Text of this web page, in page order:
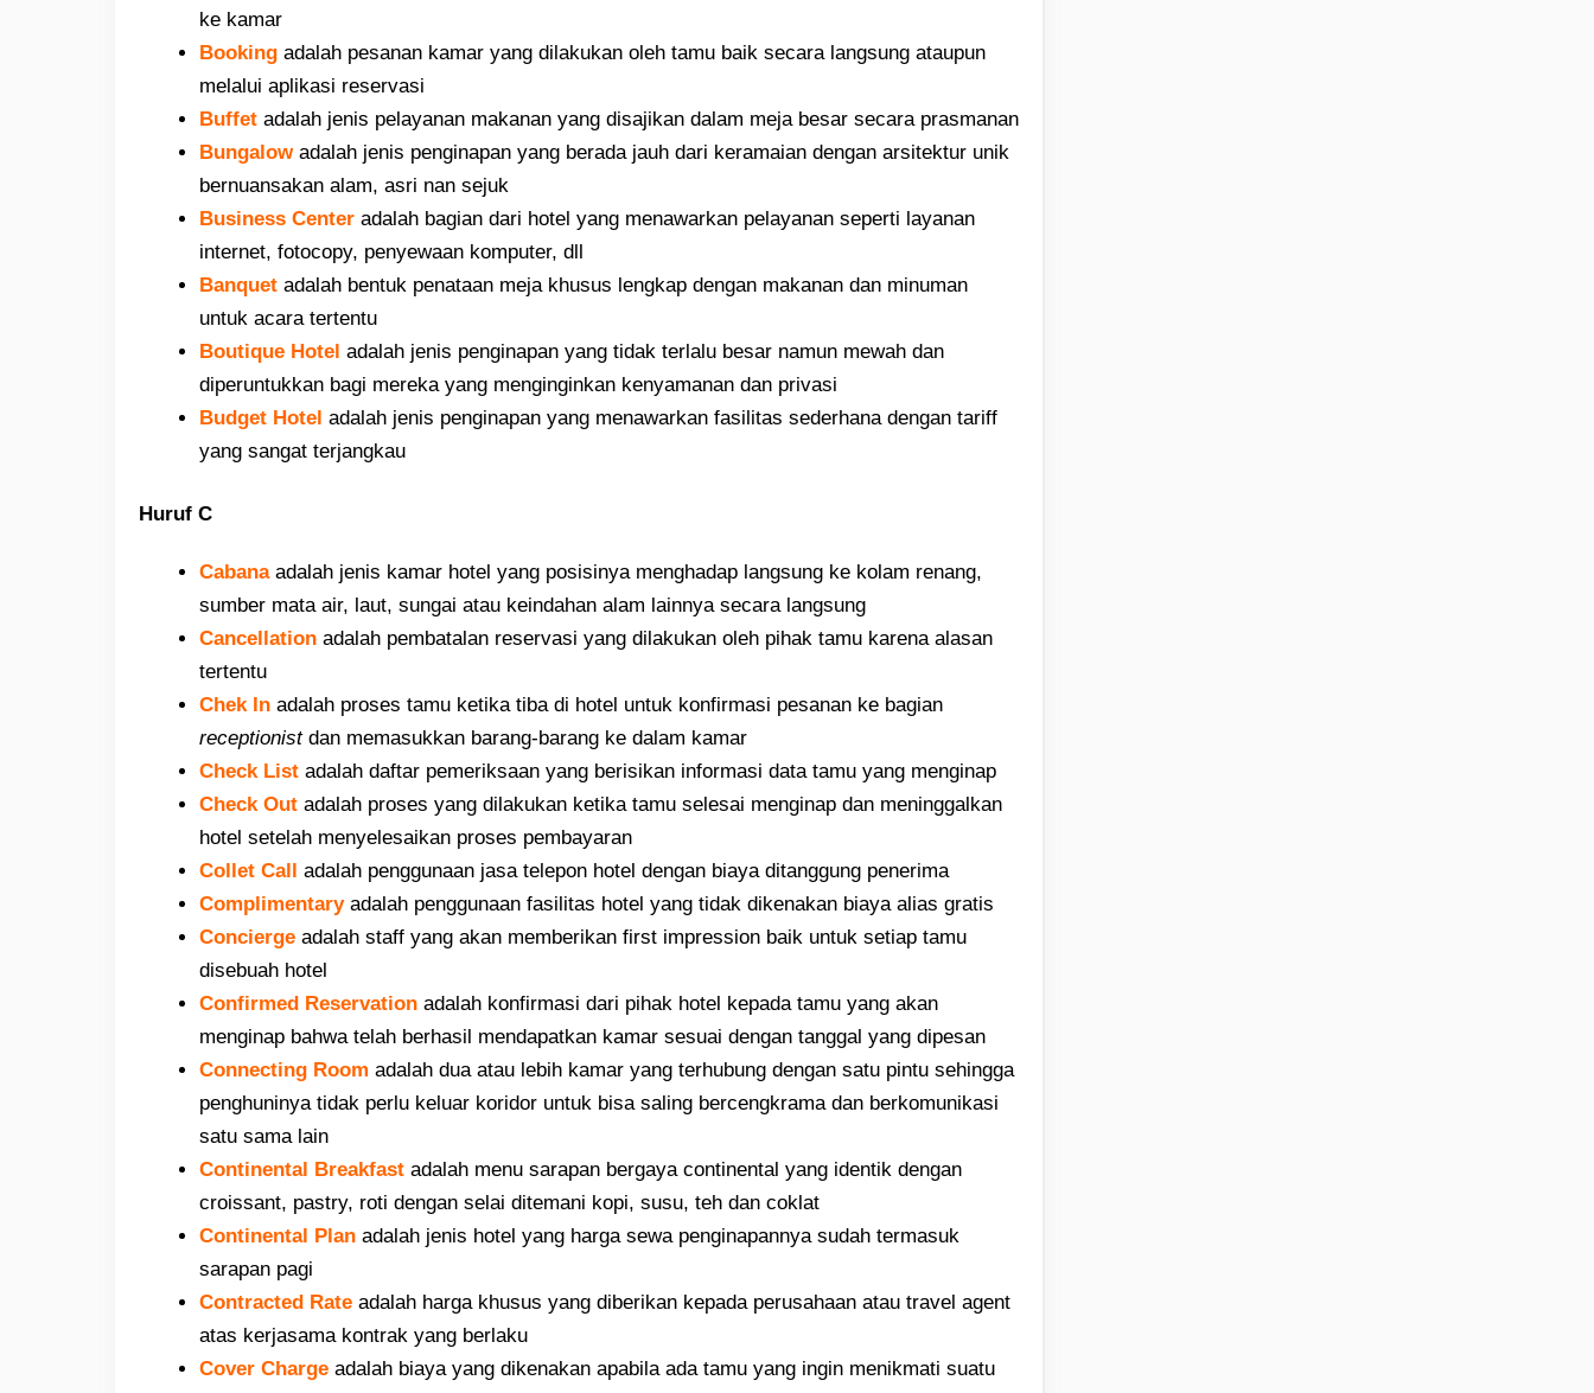
ke kamar
Booking adalah pesanan kamar yang dilakukan oleh tamu baik secara langsung ataupun
melalui aplikasi reservasi
Buffet adalah jenis pelayanan makanan yang disajikan dalam meja besar secara prasmanan
Bungalowadalah jenis penginapan yang berada jauh dari keramaian dengan arsitektur unik
bernuansakan alam, asri nan sejuk
Business Center adalah bagian dari hotel yang menawarkan pelayanan seperti layanan
internet, fotocopy, penyewaan komputer, dll
Banquet adalah bentuk penataan meja khusus lengkap dengan makanan dan minuman
untuk acara tertentu
Boutique Hotel adalah jenis penginapan yang tidak terlalu besar namun mewah dan
diperuntukkan bagi mereka yang menginginkan kenyamanan dan privasi
Budget Hotel adalah jenis penginapan yang menawarkan fasilitas sederhana dengan tariff
yang sangat terjangkau
Huruf C
Cabana adalah jenis kamar hotel yang posisinya menghadap langsung ke kolam renang,
sumber mata air, laut, sungai atau keindahan alam lainnya secara langsung
Cancellation adalah pembatalan reservasi yang dilakukan oleh pihak tamu karena alasan
tertentu
Chek In adalah proses tamu ketika tiba di hotel untuk konfirmasi pesanan ke bagian
receptionistdan memasukkan barang-barang ke dalam kamar
Check List adalah daftar pemeriksaan yang berisikan informasi data tamu yang menginap
Check Out adalah proses yang dilakukan ketika tamu selesai menginap dan meninggalkan
hotel setelah menyelesaikan proses pembayaran
Collet Call adalah penggunaan jasa telepon hotel dengan biaya ditanggung penerima
Complimentaryadalah penggunaan fasilitas hotel yang tidak dikenakan biaya alias gratis
Concierge adalah staff yang akan memberikan first impression baik untuk setiap tamu
disebuah hotel
Confirmed Reservation adalah konfirmasi dari pihak hotel kepada tamu yang akan
menginap bahwa telah berhasil mendapatkan kamar sesuai dengan tanggal yang dipesan
Connecting Room adalah dua atau lebih kamar yang terhubung dengan satu pintu sehingga
penghuninya tidak perlu keluar koridor untuk bisa saling bercengkrama dan berkomunikasi
satu sama lain
Continental Breakfast adalah menu sarapan bergaya continental yang identik dengan
croissant, pastry, roti dengan selai ditemani kopi, susu, teh dan coklat
Continental Plan adalah jenis hotel yang harga sewa penginapannya sudah termasuk
sarapan pagi
Contracted Rate adalah harga khusus yang diberikan kepada perusahaan atau travel agent
atas kerjasama kontrak yang berlaku
Cover Charge adalah biaya yang dikenakan apabila ada tamu yang ingin menikmati suatu